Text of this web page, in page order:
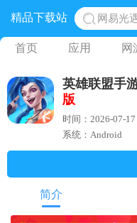
精品下载站
网易光
黎明觉
蛋仔派
奥特曼
首页 应用 网
英雄联盟手
版
时间：2026-07-
系统：Android
简介